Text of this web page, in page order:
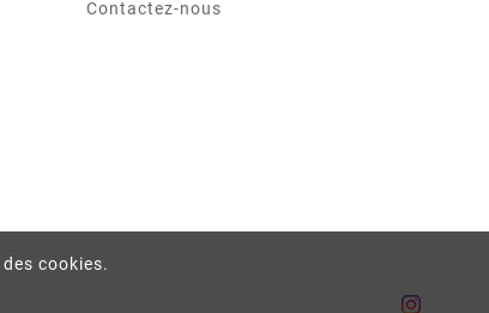
cookies.
Contactez-nous